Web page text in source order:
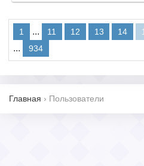
1 ... 11 12 13 14
... 934
Главная › Пользователи